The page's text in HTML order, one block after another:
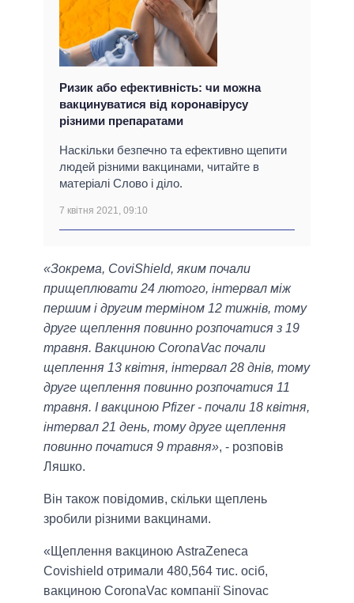
Ризик або ефективність: чи можна
вакцинуватися від коронавірусу
різними препаратами
Наскільки безпечно та ефективно щепити
людей різними вакцинами, читайте в
матеріалі Слово і діло.
7 квітня 2021, 09:10
«Зокрема, CoviShield, яким почали
прищеплювати 24 лютого, інтервал між
першим і другим терміном 12 тижнів, тому
друге щеплення повинно розпочатися з 19
травня. Вакциною CoronaVac почали
щеплення 13 квітня, інтервал 28 днів, тому
друге щеплення повинно розпочатися 11
травня. І вакциною Pfizer - почали 18 квітня,
інтервал 21 день, тому друге щеплення
повинно початися 9 травня», - розповів
Ляшко.
Він також повідомив, скільки щеплень
зробили різними вакцинами.
«Щеплення вакциною AstraZeneca
Covishield отримали 480,564 тис. осіб,
вакциною CoronaVac компанії Sinovac